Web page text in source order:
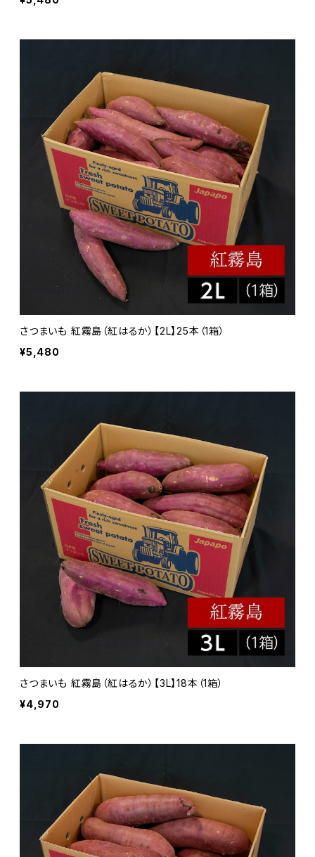
さつまいも 紅霧島（紅はるか）【2L】25本（1箱）
¥5,480
さつまいも 紅霧島（紅はるか）【3L】18本（1箱）
¥4,970